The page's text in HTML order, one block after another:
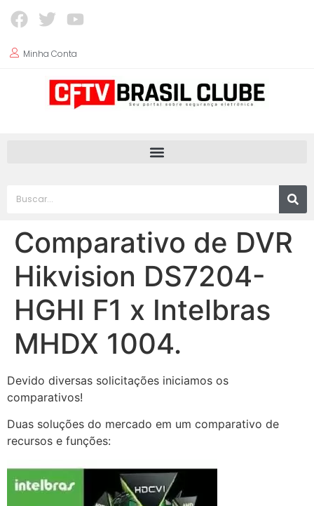
Minha Conta
Comparativo de DVR
Hikvision DS7204-
HGHI F1 x Intelbras
MHDX 1004.
Devido diversas solicitações iniciamos os
comparativos!
Duas soluções do mercado em um comparativo de
recursos e funções: